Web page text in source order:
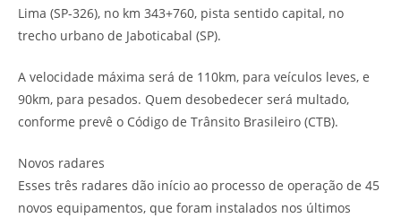
Lima (SP-326), no km 343+760, pista sentido capital, no
trecho urbano de Jaboticabal (SP).
A velocidade máxima será de 110km, para veículos leves, e
90km, para pesados. Quem desobedecer será multado,
conforme prevê o Código de Trânsito Brasileiro (CTB).
Novos radares
Esses três radares dão início ao processo de operação de 45
novos equipamentos, que foram instalados nos últimos